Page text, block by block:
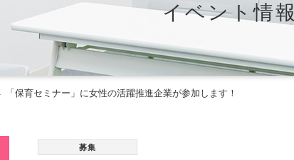
イベント情報
「保育セミナー」に女性の活躍推進企業が参加します！
募集